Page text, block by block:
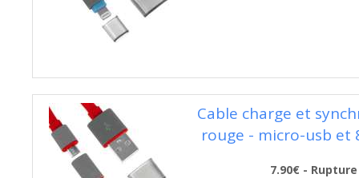
Cable charge et
rouge - micro-usb et
7.90€ - Rupture